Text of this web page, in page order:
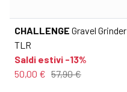
CHALLENGE Gravel Grinder
TLR
Saldi estivi -13%
50,00 € 57,90 €